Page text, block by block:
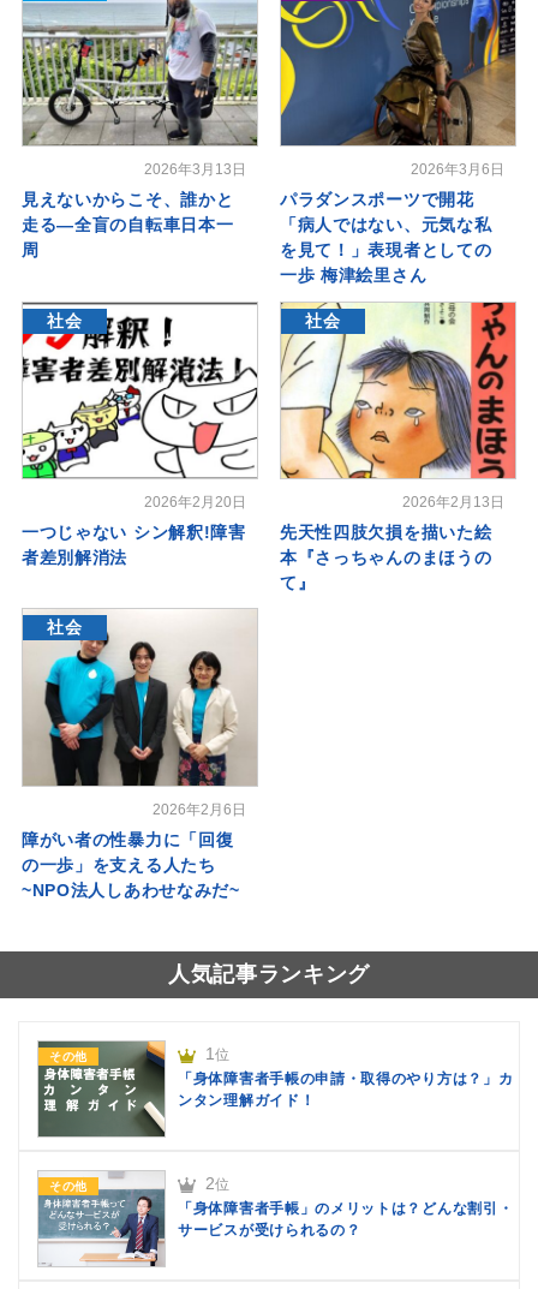
2026年3月13日
見えないからこそ、誰かと
走る―全盲の自転車日本一
周
2026年3月6日
パラダンスポーツで開花
「病人ではない、元気な私
を見て！」表現者としての
一歩 梅津絵里さん
社会
2026年2月20日
一つじゃない シン解釈!障害
者差別解消法
社会
2026年2月13日
先天性四肢欠損を描いた絵
本『さっちゃんのまほうの
て』
社会
2026年2月6日
障がい者の性暴力に「回復
の一歩」を支える人たち
~NPO法人しあわせなみだ~
人気記事ランキング
その他 1位
「身体障害者手帳の申請・取得のやり方は？」カ
ンタン理解ガイド！
その他 2位
「身体障害者手帳」のメリットは？どんな割引・
サービスが受けられるの？